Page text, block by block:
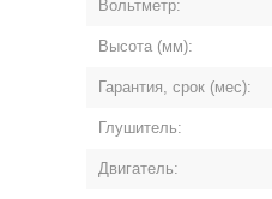
Вольтметр:
Высота (мм):
Гарантия, срок (мес):
Глушитель:
Двигатель: